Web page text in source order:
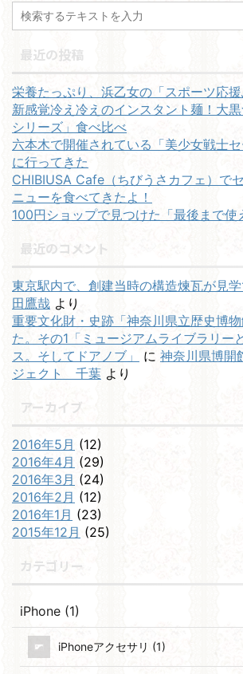
最近の投稿
栄養たっぷり、浜乙女の「スポーツ応援
新感覚冷え冷えのインスタント麺！大
シリーズ」食べ比べ
六本木で開催されている「美少女戦士セ
に行ってきた
CHIBIUSA Cafe（ちびうさカフェ）で
ニューを食べてきたよ！
100円ショップで見つけた「最後まで使
最近のコメント
東京駅内で、創建当時の構造煉瓦が見
田鷹哉 より
重要文化財・史跡「神奈川県立歴史博
た。その1「ミュージアムライブラリー
ス。そしてドアノブ」
に 神奈川県博開
ジェクト 千葉 より
アーカイブ
2016年5月 (12)
2016年4月 (29)
2016年3月 (24)
2016年2月 (12)
2016年1月 (23)
2015年12月 (25)
カテゴリー
iPhone (1)
iPhoneアクセサリ (1)